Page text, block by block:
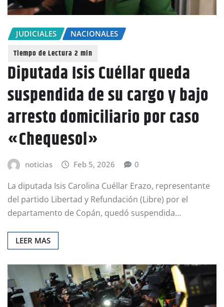
JUDICIALES NACIONALES
Diputada Isis Cuéllar queda
suspendida de su cargo y bajo
arresto domiciliario por caso
«Chequesol»
noticias Feb 5, 2026 0
La diputada Isis Carolina Cuéllar Erazo, representante
del partido Libertad y Refundación (Libre) por el
departamento de Copán, quedó suspendida…
LEER MAS